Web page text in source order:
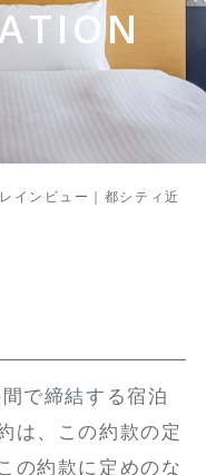
インビュー｜都シティ近
で締結する宿泊
は、この約款の定
の約款に定めのな